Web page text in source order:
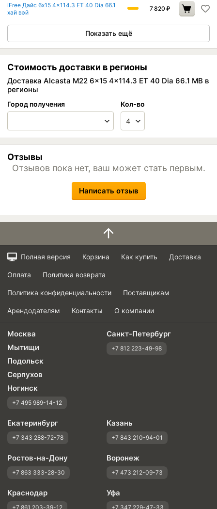
iFree Дайс 6x15 4x114.3 ET 40 Dia 66.1
хай вэй
7 820 ₽
Показать ещё
Стоимость доставки в регионы
Доставка Alcasta M22 6x15 4x114.3 ET 40 Dia 66.1 MB в
регионы
Город получения Кол-во
Отзывы
Отзывов пока нет, ваш может стать первым.
Написать отзыв
Полная версия Корзина Как купить Доставка
Оплата Политика возврата
Политика конфиденциальности Поставщикам
Арендодателям Контакты О компании
Москва
Мытищи
Подольск
Серпухов
Ногинск
+7 495 989-14-12
Санкт-Петербург
+7 812 223-49-98
Екатеринбург
+7 343 288-72-78
Казань
+7 843 210-94-01
Ростов-на-Дону
+7 863 333-28-30
Воронеж
+7 473 212-09-73
Краснодар
+7 861 203-39-12
Уфа
+7 347 229-47-33